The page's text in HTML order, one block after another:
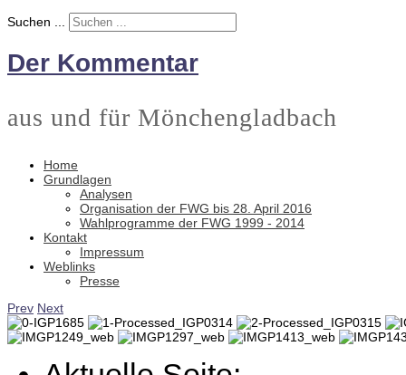
Suchen ...
Der Kommentar
aus und für Mönchengladbach
Home
Grundlagen
Analysen
Organisation der FWG bis 28. April 2016
Wahlprogramme der FWG 1999 - 2014
Kontakt
Impressum
Weblinks
Presse
Prev Next